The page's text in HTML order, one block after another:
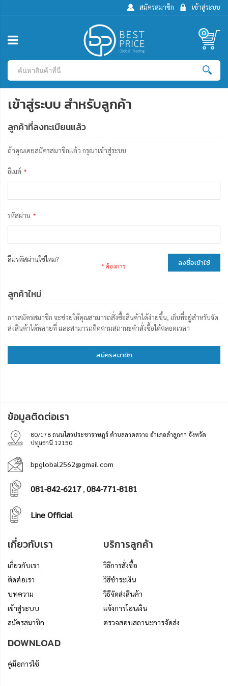
เข้าสู่ระบบ
สมัครสมาชิก
0
เข้าสู่ระบบ สำหรับลูกค้า
ลูกค้าที่ลงทะเบียนแล้ว
ถ้าคุณเคยสมัครสมาชิกแล้ว กรุณาเข้าสู่ระบบ
อีเมล์
รหัสผ่าน
ลงชื่อเข้าใช้
ลืมรหัสผ่านใช่ไหม?
ลูกค้าใหม่
การสมัครสมาชิก จะช่วยให้คุณสามารถสั่งซื้อสินค้าได้ง่ายขึ้น, เก็บที่อยู่สำหรับจัด
ส่งสินค้าได้หลายที่ และสามารถติดตามสถานะคำสั่งซื้อได้ตลอดเวลา
สมัครสมาชิก
ข้อมูลติดต่อเรา
80/178 ถนนไสวประชาราษฎร์ ตำบลลาดสวาย อำเภอลำลูกกา จังหวัด
ปทุมธานี 12150
bpglobal2562@gmail.com
081-842-6217 , 084-771-8181
Line Official
เกี่ยวกับเรา
เกี่ยวกับเรา
ติดต่อเรา
บทความ
เข้าสู่ระบบ
สมัครสมาชิก
บริการลูกค้า
วิธีการสั่งซื้อ
วิธีชำระเงิน
วิธีจัดส่งสินค้า
แจ้งการโอนเงิน
ตรวจสอบสถานะการจัดส่ง
DOWNLOAD
คู่มือการใช้